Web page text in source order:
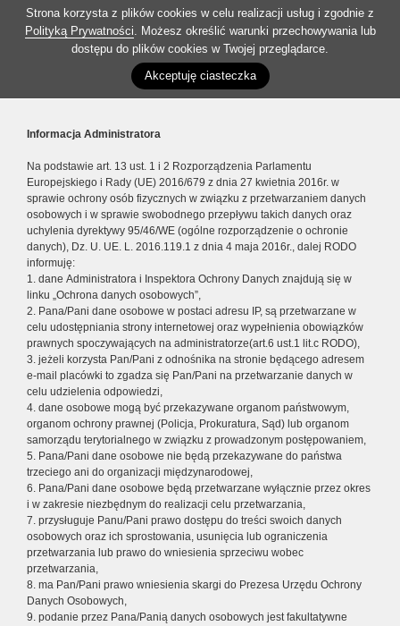
Strona korzysta z plików cookies w celu realizacji usług i zgodnie z
Polityką Prywatności. Możesz określić warunki przechowywania lub
dostępu do plików cookies w Twojej przeglądarce.
Akceptuję ciasteczka
Informacja Administratora
Na podstawie art. 13 ust. 1 i 2 Rozporządzenia Parlamentu
Europejskiego i Rady (UE) 2016/679 z dnia 27 kwietnia 2016r. w
sprawie ochrony osób fizycznych w związku z przetwarzaniem danych
osobowych i w sprawie swobodnego przepływu takich danych oraz
uchylenia dyrektywy 95/46/WE (ogólne rozporządzenie o ochronie
danych), Dz. U. UE. L. 2016.119.1 z dnia 4 maja 2016r., dalej RODO
informuję:
1. dane Administratora i Inspektora Ochrony Danych znajdują się w
linku „Ochrona danych osobowych”,
2. Pana/Pani dane osobowe w postaci adresu IP, są przetwarzane w
celu udostępniania strony internetowej oraz wypełnienia obowiązków
prawnych spoczywających na administratorze(art.6 ust.1 lit.c RODO),
3. jeżeli korzysta Pan/Pani z odnośnika na stronie będącego adresem
e-mail placówki to zgadza się Pan/Pani na przetwarzanie danych w
celu udzielenia odpowiedzi,
4. dane osobowe mogą być przekazywane organom państwowym,
organom ochrony prawnej (Policja, Prokuratura, Sąd) lub organom
samorządu terytorialnego w związku z prowadzonym postępowaniem,
5. Pana/Pani dane osobowe nie będą przekazywane do państwa
trzeciego ani do organizacji międzynarodowej,
6. Pana/Pani dane osobowe będą przetwarzane wyłącznie przez okres
i w zakresie niezbędnym do realizacji celu przetwarzania,
7. przysługuje Panu/Pani prawo dostępu do treści swoich danych
osobowych oraz ich sprostowania, usunięcia lub ograniczenia
przetwarzania lub prawo do wniesienia sprzeciwu wobec
przetwarzania,
8. ma Pan/Pani prawo wniesienia skargi do Prezesa Urzędu Ochrony
Danych Osobowych,
9. podanie przez Pana/Panią danych osobowych jest fakultatywne